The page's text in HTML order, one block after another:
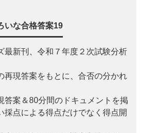
いな合格答案19
新刊、令和７年度２次試験分析
現答案をもとに、合否の分かれ
案＆80分間のドキュメントを掲
採点による得点だけでなく得点開